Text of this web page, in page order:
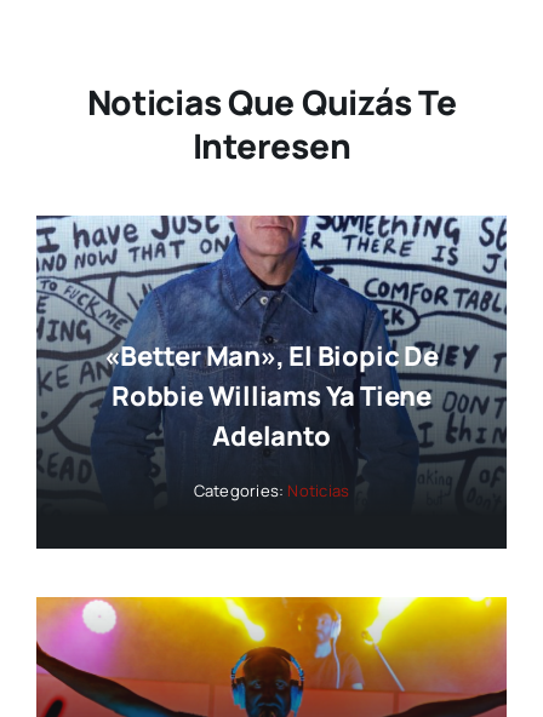
Noticias Que Quizás Te
Interesen
«Better Man», El Biopic De
Robbie Williams Ya Tiene
Adelanto
Categories: Noticias